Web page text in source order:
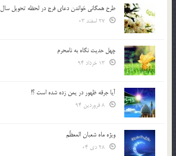
طرح همگانی خواندن دعای فرج در لحظه تحویل سال
چهل حدیث نگاه به نامحرم
آیا جرقه ظهور در یمن زده شده است ؟!
ویژه ماه شعبان المعظّم